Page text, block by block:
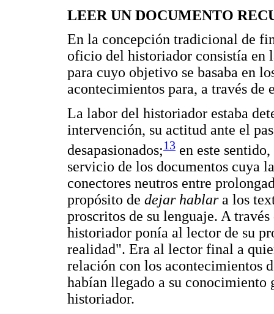
LEER UN DOCUMENTO
En la concepción tradicional de
oficio del historiador consistía en
para cuyo objetivo se basaba en
acontecimientos para, a través de
La labor del historiador estaba
intervención, su actitud ante el
desapasionados;13 en este
servicio de los documentos cuya
conectores neutros entre
propósito de dejar hablara los
proscritos de su lenguaje. A
historiador ponía al lector de su
realidad". Era al lector final a
relación con los acontecimientos
habían llegado a su conocimiento
historiador.